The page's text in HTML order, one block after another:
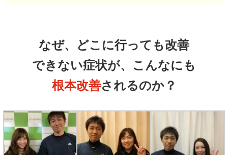
なぜ、どこに行っても改善
できない症状が、こんなにも
根本改善されるのか？